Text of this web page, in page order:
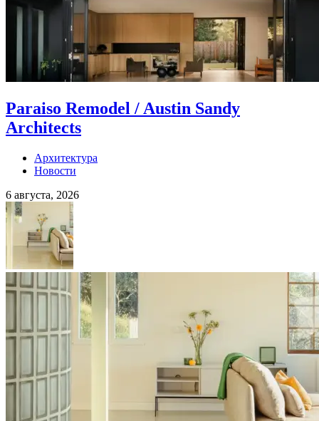
Paraiso Remodel / Austin Sandy
Architects
Архитектура
Новости
6 августа, 2026